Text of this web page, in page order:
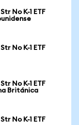
No K-1 ETF
No K-1 ETF
No K-1 ETF
Británica
No K-1 ETF